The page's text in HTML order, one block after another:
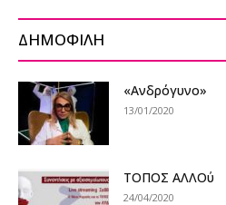
ΔΗΜΟΦΙΛΗ
«Ανδρόγυνο»
13/01/2020
ΤΟΠΟΣ ΑΛΛΟύ
24/04/2020